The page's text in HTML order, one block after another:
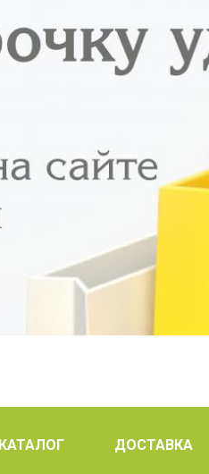
КАТАЛОГ ДОСТАВКА